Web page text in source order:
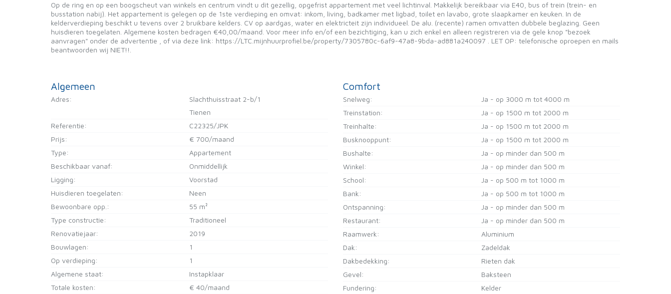
Op de ring en op een boogscheut van winkels en centrum vindt u dit gezellig, opgefrist appartement met veel lichtinval. Makkelijk bereikbaar via E40, bus of trein (trein- en
busstation nabij). Het appartement is gelegen op de 1ste verdieping en omvat: inkom, living, badkamer met ligbad, toilet en lavabo, grote slaapkamer en keuken. In de
kelderverdieping beschikt u tevens over 2 bruikbare kelders. CV op aardgas, water en elektricteit zijn individueel. De alu. (recente) ramen omvatten dubbele beglazing. Geen
huisdieren toegelaten. Algemene kosten bedragen €40,00/maand. Voor meer info en/of een bezichtiging, kan u zich enkel en alleen registreren via de gele knop "bezoek
aanvragen" onder de advertentie , of via deze link: https://LTC.mijnhuurprofiel.be/property/7305780c-6af9-47a8-9bda-ad881a240097 . LET OP: telefonische oproepen en mails
beantwoorden wij NIET!!.
Algemeen
Adres:
Slachthuisstraat 2-b/1
Tienen
Referentie:
C22325/JPK
Prijs:
€ 700/maand
Type:
Appartement
Beschikbaar vanaf:
Onmiddellijk
Ligging:
Voorstad
Huisdieren toegelaten:
Neen
Bewoonbare opp.:
55 m²
Type constructie:
Traditioneel
Renovatiejaar:
2019
Bouwlagen:
1
Op verdieping:
1
Algemene staat:
Instapklaar
Totale kosten:
€ 40/maand
Comfort
Snelweg:
Ja - op 3000 m tot 4000 m
Treinstation:
Ja - op 1500 m tot 2000 m
Treinhalte:
Ja - op 1500 m tot 2000 m
Busknooppunt:
Ja - op 1500 m tot 2000 m
Bushalte:
Ja - op minder dan 500 m
Winkel:
Ja - op minder dan 500 m
School:
Ja - op 500 m tot 1000 m
Bank:
Ja - op 500 m tot 1000 m
Ontspanning:
Ja - op minder dan 500 m
Restaurant:
Ja - op minder dan 500 m
Raamwerk:
Aluminium
Dak:
Zadeldak
Dakbedekking:
Rieten dak
Gevel:
Baksteen
Fundering:
Kelder